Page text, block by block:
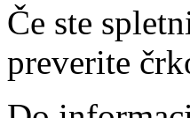
Če ste
preverite